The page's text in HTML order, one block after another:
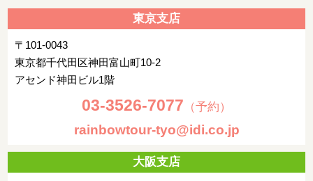
東京支店
〒101-0043
東京都千代田区神田富山町10-2
アセンド神田ビル1階
03-3526-7077 （予約）
rainbowtour-tyo@idi.co.jp
大阪支店